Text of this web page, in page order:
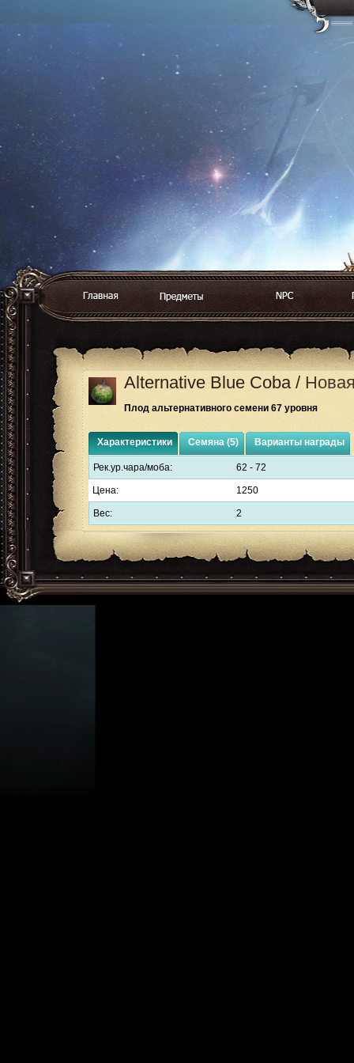
Alternative Blue Coba/
Плод альтернативного семени 67 уровня
Характеристики Семяна (5) Варианты награды
Рек.ур.чара/моба: 62 - 72
Цена: 1250
Вес: 2